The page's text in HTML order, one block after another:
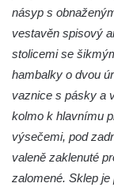
Zámek
Zámek
Zámek
Zámek Hořice
Zámek
Zámek Lipová
násyp s
vestavěn spisový
stolicemi se
hambalky o dvou
vaznice s pásky a
kolmo k hlavnímu
výsečemi, pod
valeně zaklenuté
zalomené. Sklep